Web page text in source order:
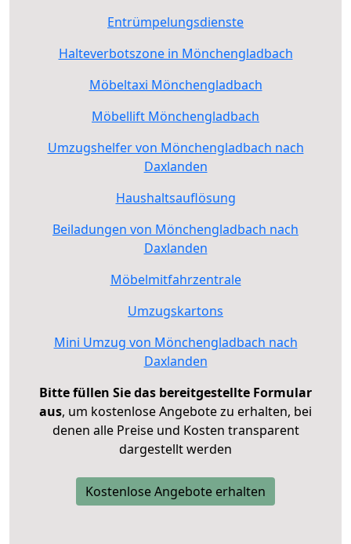
Entrümpelungsdienste
Halteverbotszone in Mönchengladbach
Möbeltaxi Mönchengladbach
Möbellift Mönchengladbach
Umzugshelfer von Mönchengladbach nach
Daxlanden
Haushaltsauflösung
Beiladungen von Mönchengladbach nach
Daxlanden
Möbelmitfahrzentrale
Umzugskartons
Mini Umzug von Mönchengladbach nach
Daxlanden
Bitte füllen Sie das bereitgestellte Formular
aus, um kostenlose Angebote zu erhalten, bei
denen alle Preise und Kosten transparent
dargestellt werden
Kostenlose Angebote erhalten